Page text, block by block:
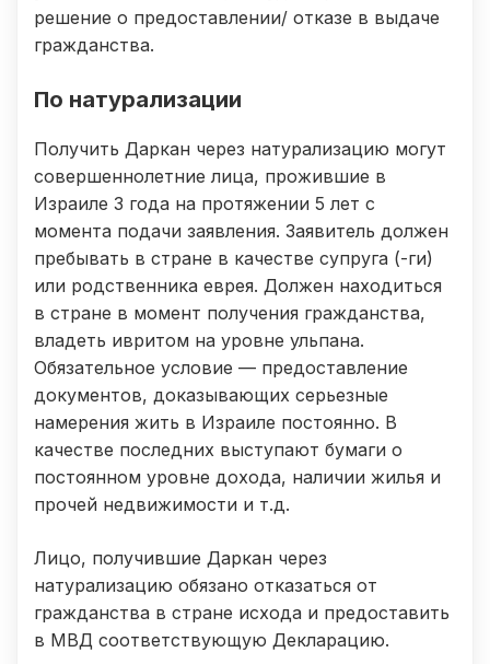
решение о предоставлении/ отказе в выдаче
гражданства.
По натурализации
Получить Даркан через натурализацию могут
совершеннолетние лица, прожившие в
Израиле 3 года на протяжении 5 лет с
момента подачи заявления. Заявитель должен
пребывать в стране в качестве супруга (-ги)
или родственника еврея. Должен находиться
в стране в момент получения гражданства,
владеть ивритом на уровне ульпана.
Обязательное условие — предоставление
документов, доказывающих серьезные
намерения жить в Израиле постоянно. В
качестве последних выступают бумаги о
постоянном уровне дохода, наличии жилья и
прочей недвижимости и т.д.
Лицо, получившие Даркан через
натурализацию обязано отказаться от
гражданства в стране исхода и предоставить
в МВД соответствующую Декларацию.